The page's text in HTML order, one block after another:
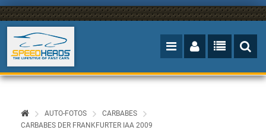
AUTO-FOTOS
CARBABES
CARBABES DER FRANKFURTER IAA 2009